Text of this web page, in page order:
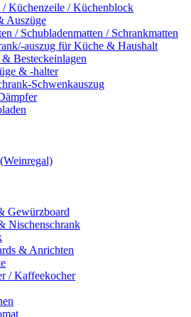
/ Küchenzeile / Küchenblock
Auszüge
/ Schubladenmatten / Schrankmatten
auszug für Küche & Haushalt
Besteckeinlagen
& -halter
Schwenkauszug
Gewürzboard
Nischenschrank
& Anrichten
/ Kaffeekocher